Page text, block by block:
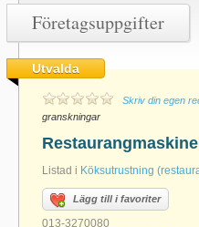
Företagsuppgifter
Utvalda
Skriv din egen
granskningar
Listad i Köksutrustning
Lägg till i favoriter
013-3270080